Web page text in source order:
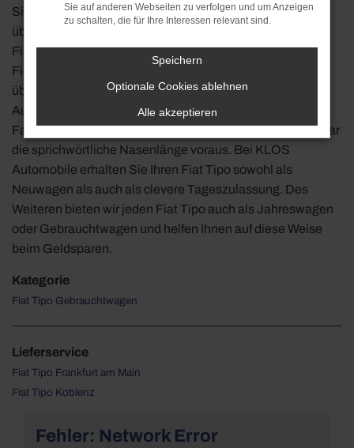
Sie sind auf der Suche nach einem durch und durch
überzeugenden Fahrzeug? Dann schlagen wir Ihnen den
Fiat Tipo vor. Wie kaum ein anderes Modell überzeugt der
Fiat Tipo durch Zuverlässigkeit gepaart mit einem
überzeugenden Design und einer bemerkenswerten
Ausstattung. In Tests und Vergleichen zeigt sich das
Fahrzeug stets auf Augenhöhe mit der Konkurrenz oder gar
die sprichwörtliche Nasenlänge voraus. Bei KLOS
Automobile erhalten Sie Ihren Fiat Tipo sowohl als
Neuwagen als auch als clevere Tageszulassung. Des
Weiteren bieten wir jeden Fiat Tipo auch als Jahreswagen
oder Gebrauchtwagen und helfen Ihnen auf diese Weise
beim Geldsparen.
Kategorie
Fiat Tipo Gebrauchtwagen
Lieferservice
Fiat Tipo Frankfurt am Main
Fiat Tipo Koblenz
Fehler: Network Error
Sie auf anderen Webseiten zu verfolgen und um Anzeigen
zu schalten, die für Ihre Interessen relevant sind.
Speichern
Optionale Cookies ablehnen
Alle akzeptieren